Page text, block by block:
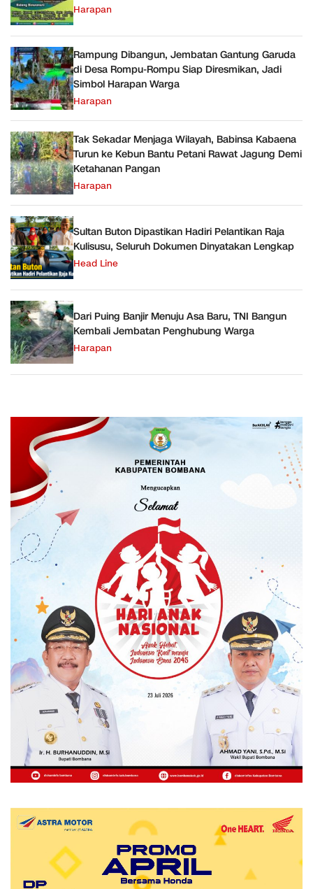
Harapan
Rampung Dibangun, Jembatan Gantung Garuda
di Desa Rompu-Rompu Siap Diresmikan, Jadi
Simbol Harapan Warga
Harapan
Tak Sekadar Menjaga Wilayah, Babinsa Kabaena
Turun ke Kebun Bantu Petani Rawat Jagung Demi
Ketahanan Pangan
Harapan
Sultan Buton Dipastikan Hadiri Pelantikan Raja
Kulisusu, Seluruh Dokumen Dinyatakan Lengkap
Head Line
Dari Puing Banjir Menuju Asa Baru, TNI Bangun
Kembali Jembatan Penghubung Warga
Harapan